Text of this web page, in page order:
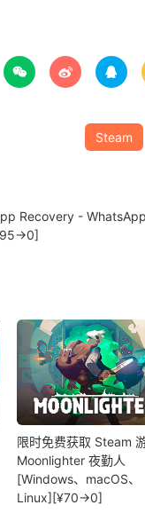
  
Steam
Recovery -
限时免费获取 Steam
Moonlighter 夜勤人
[Windows、macOS、
Linux][¥70→0]